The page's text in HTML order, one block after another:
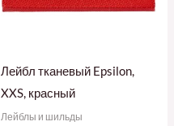
Лейбл тканевый Epsilon,
XXS, красный
Лейблы и шильды